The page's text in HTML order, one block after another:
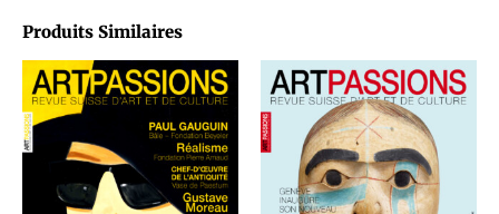
Produits Similaires